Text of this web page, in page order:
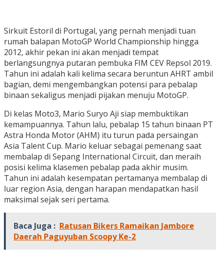
Sirkuit Estoril di Portugal, yang pernah menjadi tuan
rumah balapan MotoGP World Championship hingga
2012, akhir pekan ini akan menjadi tempat
berlangsungnya putaran pembuka FIM CEV Repsol 2019.
Tahun ini adalah kali kelima secara beruntun AHRT ambil
bagian, demi mengembangkan potensi para pebalap
binaan sekaligus menjadi pijakan menuju MotoGP.
Di kelas Moto3, Mario Suryo Aji siap membuktikan
kemampuannya. Tahun lalu, pebalap 15 tahun binaan PT
Astra Honda Motor (AHM) itu turun pada persaingan
Asia Talent Cup. Mario keluar sebagai pemenang saat
membalap di Sepang International Circuit, dan meraih
posisi kelima klasemen pebalap pada akhir musim.
Tahun ini adalah kesempatan pertamanya membalap di
luar region Asia, dengan harapan mendapatkan hasil
maksimal sejak seri pertama.
Baca Juga : Ratusan Bikers Ramaikan Jambore
Daerah Paguyuban Scoopy Ke-2